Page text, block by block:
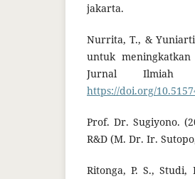
jakarta.
Nurrita, T., &
untuk
Jurnal Ilmiah
https://doi.org/
Prof. Dr. Sugiyono.
R&D (M. Dr. Ir.
Ritonga, P. S.,